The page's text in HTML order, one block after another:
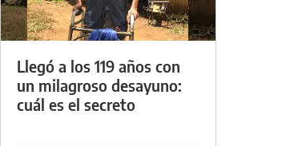
Llegó a los 119 años con
un milagroso desayuno:
cuál es el secreto